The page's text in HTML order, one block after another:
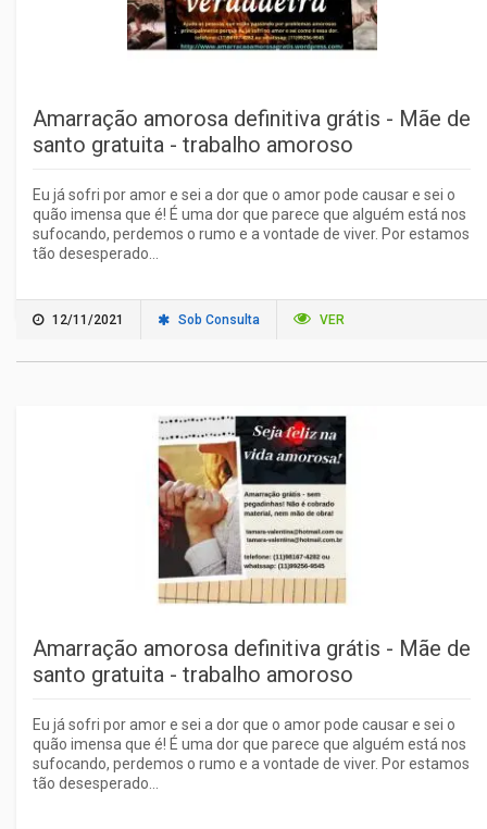
Amarração amorosa definitiva grátis - Mãe de
santo gratuita - trabalho amoroso
Eu já sofri por amor e sei a dor que o amor pode causar e sei o
quão imensa que é! É uma dor que parece que alguém está nos
sufocando, perdemos o rumo e a vontade de viver. Por estamos
tão desesperado...
12/11/2021 Sob Consulta VER
Amarração amorosa definitiva grátis - Mãe de
santo gratuita - trabalho amoroso
Eu já sofri por amor e sei a dor que o amor pode causar e sei o
quão imensa que é! É uma dor que parece que alguém está nos
sufocando, perdemos o rumo e a vontade de viver. Por estamos
tão desesperado...